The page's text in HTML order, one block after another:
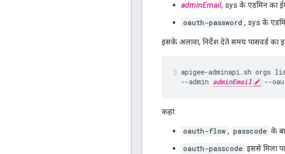
adminEmail, sys के एडमिन का
oauth-password , sys के
इसके अलावा, निर्देश देते समय पासवर्ड का
apigee-adminapi.sh orgs
  --admin
adminEmail --
कहां:
oauth-flow , passcode के
oauth-passcode इससे मिला